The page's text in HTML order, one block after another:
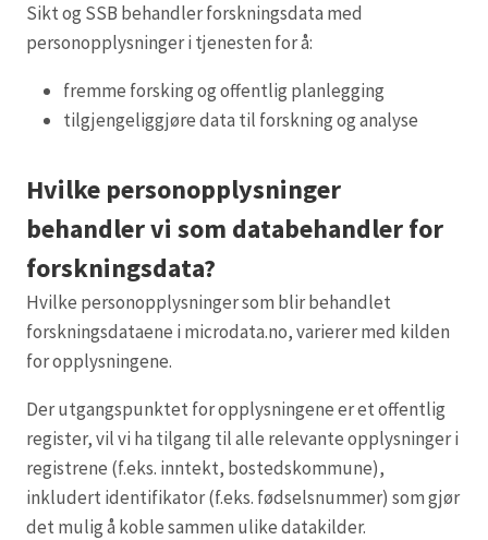
Sikt og SSB behandler forskningsdata med
personopplysninger i tjenesten for å:
fremme forsking og offentlig planlegging
tilgjengeliggjøre data til forskning og analyse
Hvilke personopplysninger
behandler vi som databehandler for
forskningsdata?
Hvilke personopplysninger som blir behandlet
forskningsdataene i microdata.no, varierer med kilden
for opplysningene.
Der utgangspunktet for opplysningene er et offentlig
register, vil vi ha tilgang til alle relevante opplysninger i
registrene (f.eks. inntekt, bostedskommune),
inkludert identifikator (f.eks. fødselsnummer) som gjør
det mulig å koble sammen ulike datakilder.